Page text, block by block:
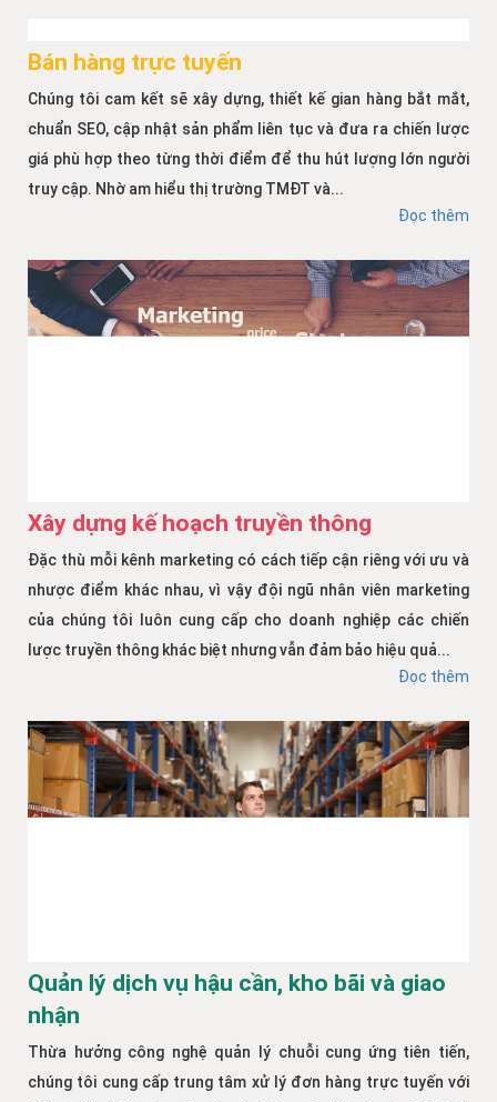
Bán hàng trực tuyến
Chúng tôi cam kết sẽ xây dựng, thiết kế gian hàng bắt mắt,
chuẩn SEO, cập nhật sản phẩm liên tục và đưa ra chiến lược
giá phù hợp theo từng thời điểm để thu hút lượng lớn người
truy cập. Nhờ am hiểu thị trường TMĐT và...
Đọc thêm
Xây dựng kế hoạch truyền thông
Đặc thù mỗi kênh marketing có cách tiếp cận riêng với ưu và
nhược điểm khác nhau, vì vậy đội ngũ nhân viên marketing
của chúng tôi luôn cung cấp cho doanh nghiệp các chiến
lược truyền thông khác biệt nhưng vẫn đảm bảo hiệu quả...
Đọc thêm
Quản lý dịch vụ hậu cần, kho bãi và giao
nhận
Thừa hưởng công nghệ quản lý chuỗi cung ứng tiên tiến,
chúng tôi cung cấp trung tâm xử lý đơn hàng trực tuyến với